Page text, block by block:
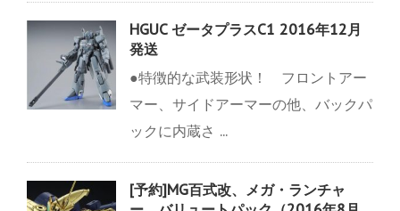
HGUC ゼータプラスC1 2016年12月
発送
●特徴的な武装形状！ フロントアー
マー、サイドアーマーの他、バックパ
ックに内蔵さ ...
[予約]MG百式改、メガ・ランチャ